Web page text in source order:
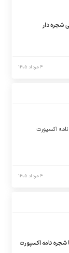
شجره دار
۴ مرداد ۱۴۰۵
اکسپورت
۴ مرداد ۱۴۰۵
شجره نامه اکسپورت